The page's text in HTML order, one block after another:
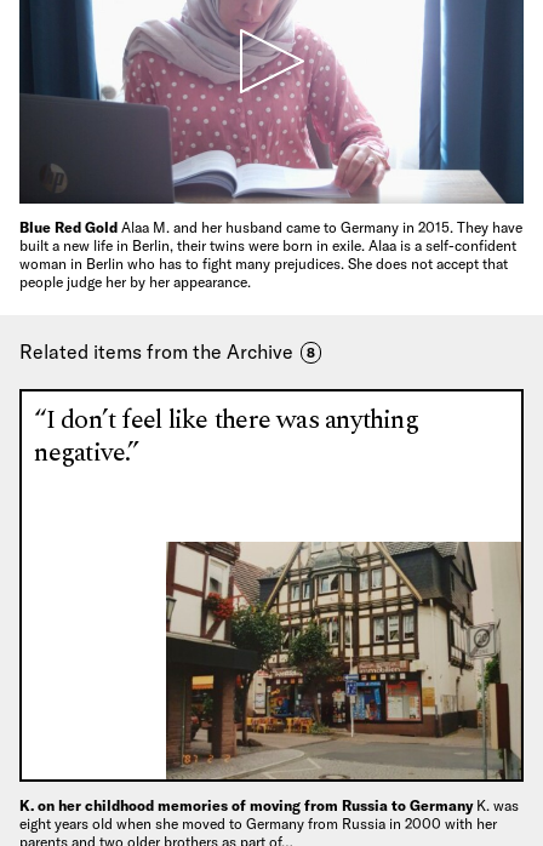
Blue Red Gold Alaa M. and her husband came to Germany in 2015. They have
built a new life in Berlin, their twins were born in exile. Alaa is a self-confident
woman in Berlin who has to fight many prejudices. She does not accept that
people judge her by her appearance.
Related items from the Archive 8
“I don’t feel like there was anything
negative.”
K. on her childhood memories of moving from Russia to Germany K. was
eight years old when she moved to Germany from Russia in 2000 with her
parents and two older brothers as part of…